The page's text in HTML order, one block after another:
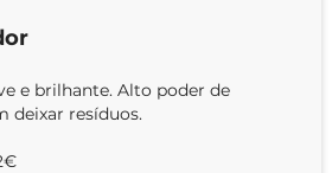
e brilhante. Alto poder de
deixar resíduos.